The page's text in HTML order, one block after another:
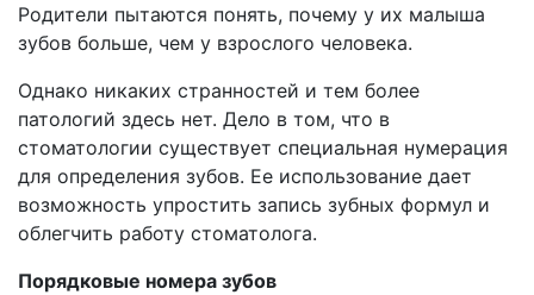
Родители пытаются понять, почему у их малыша
зубов больше, чем у взрослого человека.
Однако никаких странностей и тем более
патологий здесь нет. Дело в том, что в
стоматологии существует специальная нумерация
для определения зубов. Ее использование дает
возможность упростить запись зубных формул и
облегчить работу стоматолога.
Порядковые номера зубов